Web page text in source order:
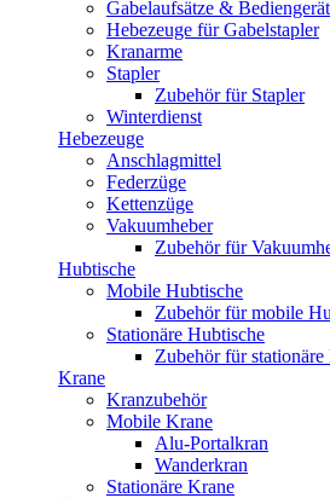
Gabelaufsätze &
Hebezeuge für Gabelstapler
Kranarme
Stapler
Zubehör für Stapler
Winterdienst
Hebezeuge
Anschlagmittel
Federzüge
Kettenzüge
Vakuumheber
Zubehör für
Hubtische
Mobile Hubtische
Zubehör für mobile
Stationäre Hubtische
Zubehör für stationäre
Krane
Kranzubehör
Mobile Krane
Alu-Portalkran
Wanderkran
Stationäre Krane